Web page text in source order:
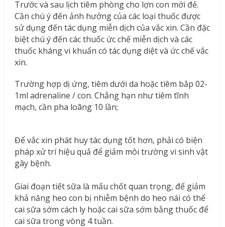
Trước và sau lịch tiêm phòng cho lợn con mới đẻ.
Cần chú ý đến ảnh hưởng của các loại thuốc được
sử dụng đến tác dụng miễn dịch của vắc xin. Cần đặc
biệt chú ý đến các thuốc ức chế miễn dịch và các
thuốc kháng vi khuẩn có tác dụng diệt và ức chế vắc
xin.
Trường hợp dị ứng, tiêm dưới da hoặc tiêm bắp 02-
1ml adrenaline / con. Chẳng hạn như tiêm tĩnh
mạch, cần pha loãng 10 lần;
Để vắc xin phát huy tác dụng tốt hơn, phải có biện
pháp xử trí hiệu quả để giảm môi trường vi sinh vật
gây bệnh.
Giai đoạn tiết sữa là mấu chốt quan trọng, để giảm
khả năng heo con bị nhiễm bệnh do heo nái có thể
cai sữa sớm cách ly hoặc cai sữa sớm bằng thuốc để
cai sữa trong vòng 4 tuần.